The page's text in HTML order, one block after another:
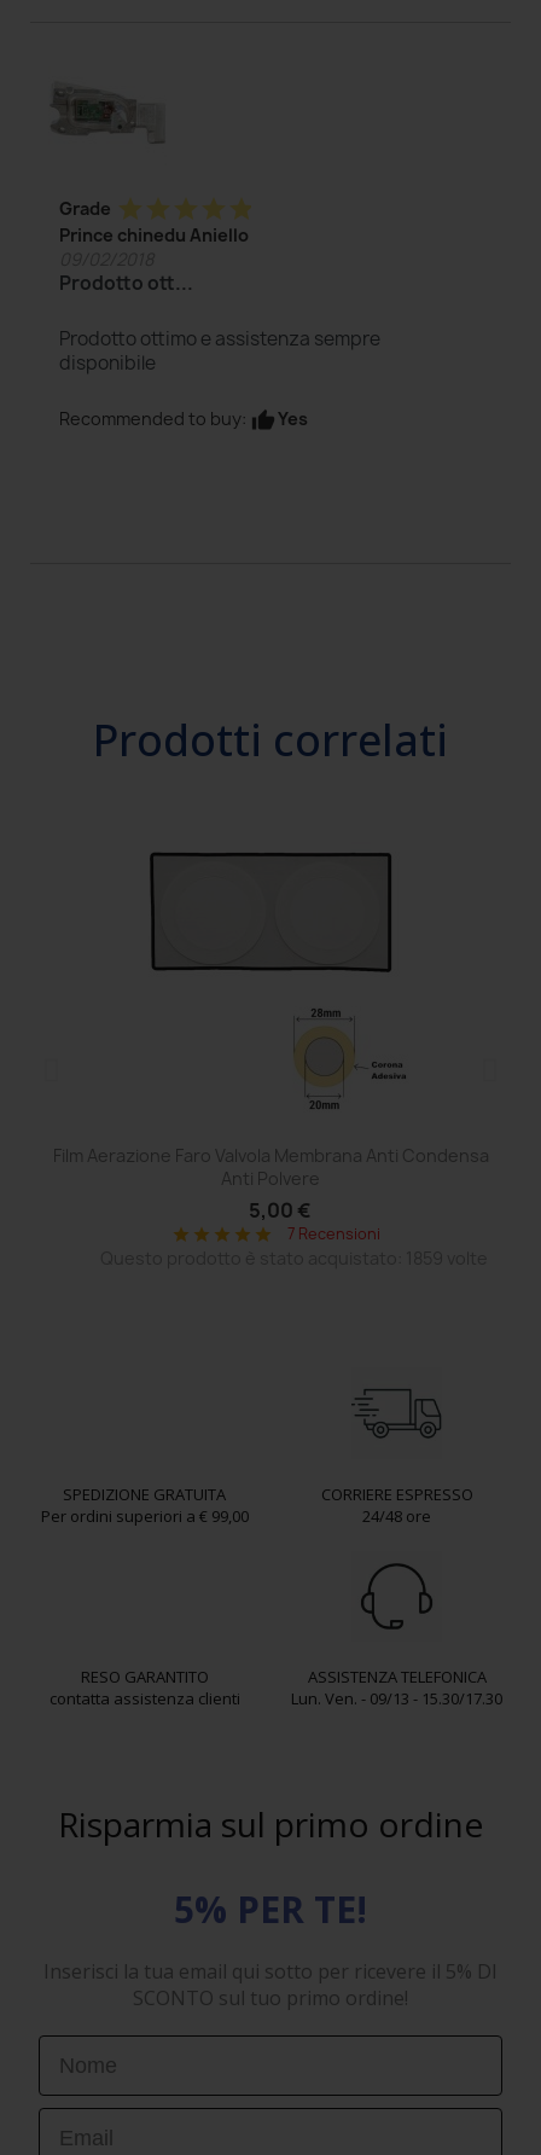
Grade star star star star star
Prince chinedu Aniello
Prodotto ott...
Prodotto ottimo e assistenza sempre
disponibile
Recommended to buy: thumb_upYes
Prodotti correlati
Film Aerazione Faro Valvola Membrana Anti Condensa
Anti Polvere
5,00 €
star star star star star 7 Recensioni
SPEDIZIONE GRATUITA
Per ordini superiori a € 99,00
CORRIERE ESPRESSO
24/48 ore
RESO GARANTITO
contatta assistenza clienti
ASSISTENZA TELEFONICA
Lun. Ven. - 09/13 - 15.30/17.30
Risparmia sul primo ordine
5% PER TE!
Inserisci la tua email qui sotto per ricevere il 5% DI
SCONTO sul tuo primo ordine!
First Name
Email